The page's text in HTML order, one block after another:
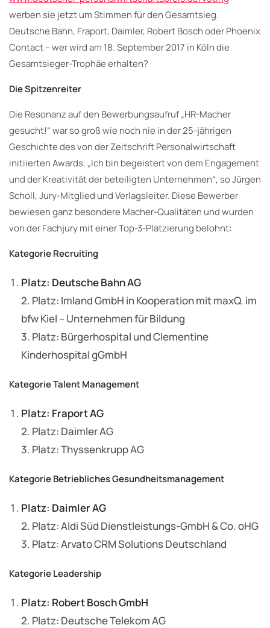
werben sie jetzt um Stimmen für den Gesamtsieg.
Deutsche Bahn, Fraport, Daimler, Robert Bosch oder Phoenix
Contact – wer wird am 18. September 2017 in Köln die
Gesamtsieger-Trophäe erhalten?
Die Spitzenreiter
Die Resonanz auf den Bewerbungsaufruf „HR-Macher
gesucht!“ war so groß wie noch nie in der 25-jährigen
Geschichte des von der Zeitschrift Personalwirtschaft
initiierten Awards. „Ich bin begeistert von dem Engagement
und der Kreativität der beteiligten Unternehmen“, so Jürgen
Scholl, Jury-Mitglied und Verlagsleiter. Diese Bewerber
bewiesen ganz besondere Macher-Qualitäten und wurden
von der Fachjury mit einer Top-3-Platzierung belohnt:
Kategorie Recruiting
Platz: Deutsche Bahn AG
2. Platz: Imland GmbH in Kooperation mit maxQ. im
bfw Kiel – Unternehmen für Bildung
3. Platz: Bürgerhospital und Clementine
Kinderhospital gGmbH
Kategorie Talent Management
Platz: Fraport AG
2. Platz: Daimler AG
3. Platz: Thyssenkrupp AG
Kategorie Betriebliches Gesundheitsmanagement
Platz: Daimler AG
2. Platz: Aldi Süd Dienstleistungs-GmbH & Co. oHG
3. Platz: Arvato CRM Solutions Deutschland
Kategorie Leadership
Platz: Robert Bosch GmbH
2. Platz: Deutsche Telekom AG